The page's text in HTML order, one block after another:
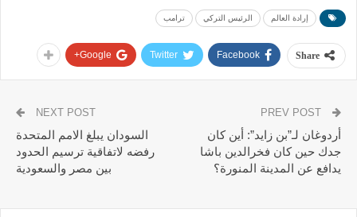
إرادة العالم الرئيس التركي ترامب
Share
Facebook
Twitter
Google+
أردوغان لـ”بن زايد”: أين كان
جدك حين كان فخرالدين باشا
يدافع عن المدينة المنورة؟
NEXT POST
السودان يبلغ الامم المتحدة
رفضه لاتفاقية ترسيم الحدود
بين مصر والسعودية